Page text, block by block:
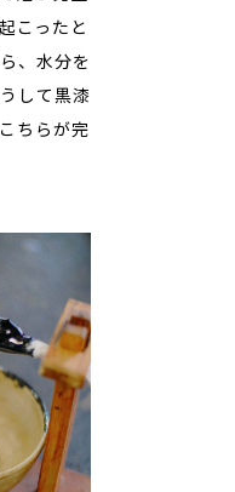
こったと
、水分を
して黒漆
ちらが完